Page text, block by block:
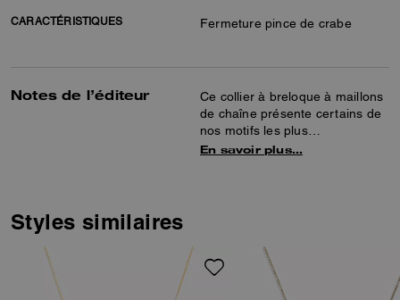
CARACTÉRISTIQUES Fermeture pince de crabe
Notes de l’éditeur
Ce collier à breloque à maillons
de chaîne présente certains de
nos motifs les plus
emblématiques, notamment
étiquette, il est doté d’une
fermeture ajustable pour le
porter long ou court.
En savoir plus…
Styles similaires